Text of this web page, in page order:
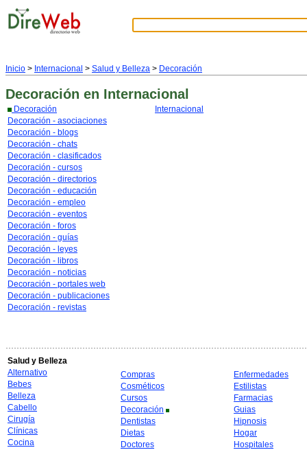
Inicio > Internacional > Salud y Belleza > Decoración
Decoración en Internacional
Decoración
Decoración - asociaciones
Decoración - blogs
Decoración - chats
Decoración - clasificados
Decoración - cursos
Decoración - directorios
Decoración - educación
Decoración - empleo
Decoración - eventos
Decoración - foros
Decoración - guías
Decoración - leyes
Decoración - libros
Decoración - noticias
Decoración - portales web
Decoración - publicaciones
Decoración - revistas
Internacional
Salud y Belleza
Alternativo
Bebes
Belleza
Cabello
Cirugía
Clínicas
Cocina
Compras
Cosméticos
Cursos
Decoración
Dentistas
Dietas
Doctores
Enfermedades
Estilistas
Farmacias
Guias
Hipnosis
Hogar
Hospitales